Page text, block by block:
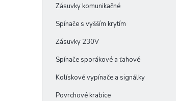
Zásuvky komunikačné
Spínače s vyšším krytím
Zásuvky 230V
Spínače sporákové a ťahové
Kolískové vypínače a signálky
Povrchové krabice